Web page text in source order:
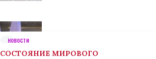
НОВОСТИ
СОСТОЯНИЕ МИРОВОГО